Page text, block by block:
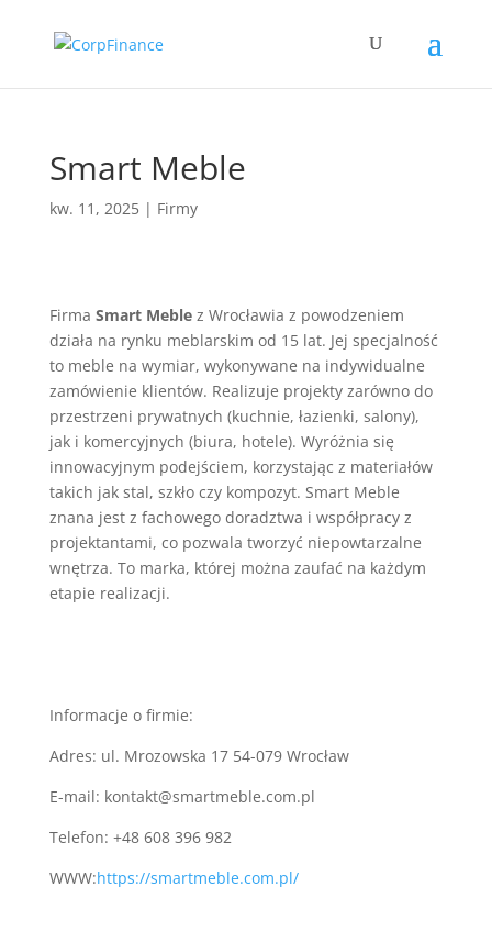
Smart Meble
kw. 11, 2025| Firmy
Firma Smart Meblez Wrocławia z powodzeniem
działa na rynku meblarskim od 15 lat. Jej specjalność
to meble na wymiar, wykonywane na indywidualne
zamówienie klientów. Realizuje projekty zarówno do
przestrzeni prywatnych (kuchnie, łazienki, salony),
jak i komercyjnych (biura, hotele). Wyróżnia się
innowacyjnym podejściem, korzystając z materiałów
takich jak stal, szkło czy kompozyt. Smart Meble
znana jest z fachowego doradztwa i współpracy z
projektantami, co pozwala tworzyć niepowtarzalne
wnętrza. To marka, której można zaufać na każdym
etapie realizacji.
Informacje o firmie:
Adres: ul. Mrozowska 17 54-079 Wrocław
E-mail: kontakt@smartmeble.com.pl
Telefon: +48 608 396 982
WWW:https://smartmeble.com.pl/